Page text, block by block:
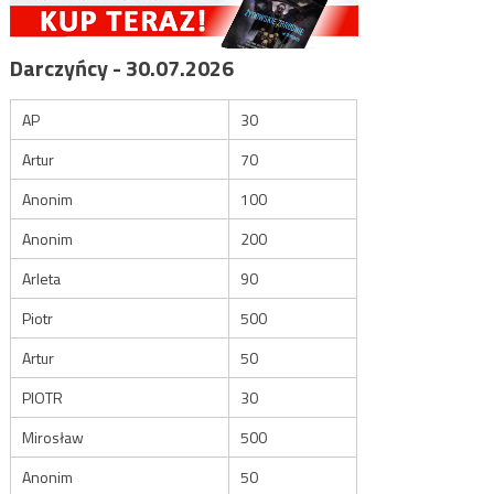
Darczyńcy - 30.07.2026
AP
30
Artur
70
Anonim
100
Anonim
200
Arleta
90
Piotr
500
Artur
50
PIOTR
30
Mirosław
500
Anonim
50